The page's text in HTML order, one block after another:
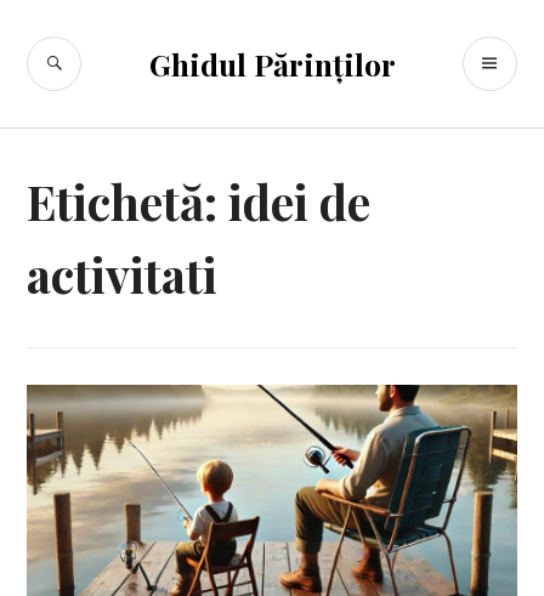
conținut
Ghidul Părinților
CĂUTARE
Etichetă:idei de
activitati